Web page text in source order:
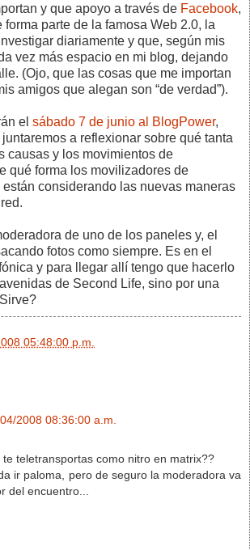
y que apoyo a través de Facebook,
forma parte de la famosa Web 2.0, la
diariamente y que, según mis
vez más espacio en mi blog, dejando
(Ojo, que las cosas que me importan
amigos que alegan son “de verdad”).
el sábado 7 de junio al BlogPower,
a reflexionar sobre qué tanta
causas y los movimientos de
qué forma los movilizadores de
considerando las nuevas maneras
de uno de los paneles y, el
fotos como siempre. Es en el
y para llegar allí tengo que hacerlo
de Second Life, sino por una
05:48:00 p.m.
2008 08:36:00 a.m.
teletransportas como nitro en matrix??
ir paloma, pero de seguro la moderadora va
del encuentro...